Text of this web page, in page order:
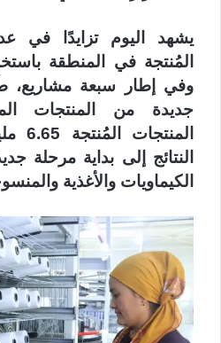
يشهد اليوم تزايدًا في
المُنتجة في المنطقة
وفي إطار سبعة مشاريع،
جديدة من المنتجات
النتائج إلى بداية مرحلة
الكيماويات والأغذية